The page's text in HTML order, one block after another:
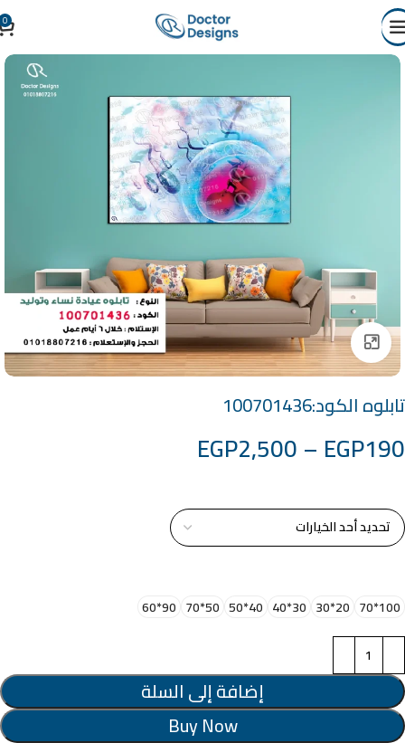
0
Click to enlarge
تابلوه الكود:100701436
EGP190
–
EGP2,500
100*70
20*30
30*40
40*50
50*70
90*60
إضافة إلى السلة
Buy Now